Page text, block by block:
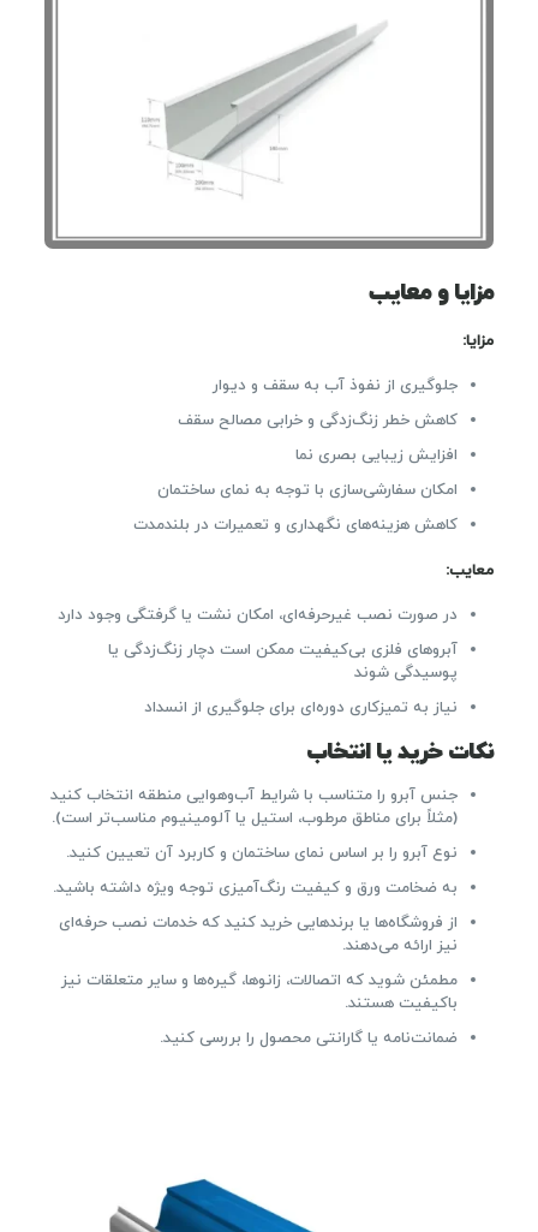
مزایا و معایب
مزایا:
جلوگیری از نفوذ آب به سقف و دیوار
کاهش خطر زنگ‌زدگی و خرابی مصالح سقف
افزایش زیبایی بصری نما
امکان سفارشی‌سازی با توجه به نمای ساختمان
کاهش هزینه‌های نگهداری و تعمیرات در بلندمدت
معایب:
در صورت نصب غیرحرفه‌ای، امکان نشت یا گرفتگی وجود دارد
آبروهای فلزی بی‌کیفیت ممکن است دچار زنگ‌زدگی یا
پوسیدگی شوند
نیاز به تمیزکاری دوره‌ای برای جلوگیری از انسداد
نکات خرید یا انتخاب
جنس آبرو را متناسب با شرایط آب‌وهوایی منطقه انتخاب کنید
(مثلاً برای مناطق مرطوب، استیل یا آلومینیوم مناسب‌تر است).
نوع آبرو را بر اساس نمای ساختمان و کاربرد آن تعیین کنید.
به ضخامت ورق و کیفیت رنگ‌آمیزی توجه ویژه داشته باشید.
از فروشگاه‌ها یا برندهایی خرید کنید که خدمات نصب حرفه‌ای
نیز ارائه می‌دهند.
مطمئن شوید که اتصالات، زانوها، گیره‌ها و سایر متعلقات نیز
باکیفیت هستند.
ضمانت‌نامه یا گارانتی محصول را بررسی کنید.